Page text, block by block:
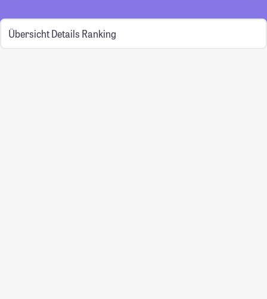
Übersicht Details Ranking